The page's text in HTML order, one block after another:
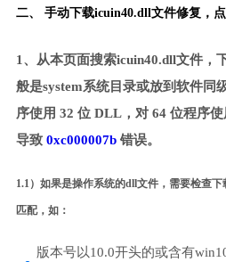
二、 手动下载icuin40.dll文件修复，
1、从本页面搜索icuin40.dll文件，
般是system系统目录或放到软件同
序使用 32 位 DLL，对 64 位程序
导致 0xc000007b错误。
1.1）如果是操作系统的dll文件，需要检查
匹配，如：
版本号以10.0开头的或含有